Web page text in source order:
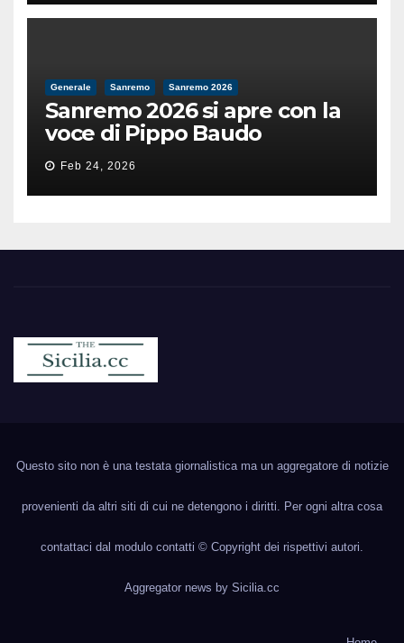
Generale Sanremo Sanremo 2026
Sanremo 2026 si apre con la
voce di Pippo Baudo
Feb 24, 2026
Questo sito non è una testata giornalistica ma un aggregatore di notizie
provenienti da altri siti di cui ne detengono i diritti. Per ogni altra cosa
contattaci dal modulo contatti © Copyright dei rispettivi autori.
Aggregator news by Sicilia.cc